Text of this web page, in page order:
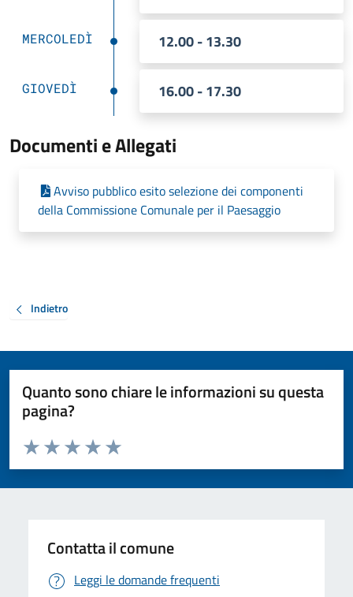
MERCOLEDÌ 12.00 - 13.30
GIOVEDÌ 16.00 - 17.30
Documenti e Allegati
Avviso pubblico esito selezione dei componenti
della Commissione Comunale per il Paesaggio
Indietro
Quanto sono chiare le informazioni su questa
pagina?
Valuta da 1 a 5 stelle la pagina
Valuta 5 stelle su 5
Valuta 4 stelle su 5
Valuta 3 stelle su 5
Valuta 2 stelle su 5
Valuta 1 stelle su 5
Contatta il comune
Leggi le domande frequenti